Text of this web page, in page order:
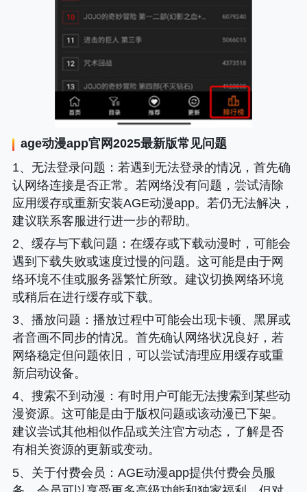
age动漫app官网2025最新版常见问题
1、 无法登录问题 ：若遇到无法登录的情况，首先确
认网络连接是否正常。若网络没有问题，尝试清除
应用缓存或重新安装AGE动漫app。若仍无法解决，
建议联系客服进行进一步的帮助。
2、 缓存与下载问题 ：在缓存或下载动漫时，可能会
遇到下载失败或速度过慢的问题。这可能是由于网
络环境不佳或服务器繁忙所致。建议切换网络环境
或稍后在进行缓存或下载。
3、 播放问题 ：播放过程中可能会出现卡顿、黑屏或
者音画不同步的情况。首先确认网络状况良好，若
网络稳定但问题依旧，可以尝试清理应用缓存或重
新启动设备。
4、 搜索不到动漫 ：有时用户可能无法搜索到某些动
漫资源。这可能是由于版权问题或该动漫已下架。
建议尝试其他相似作品或关注官方动态，了解是否
有相关资源的更新或变动。
5、 关于付费会员 ：AGE动漫app提供付费会员服